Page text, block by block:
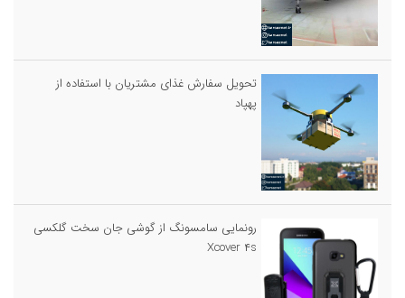
تحویل سفارش غذای مشتریان با استفاده از
پهپاد
رونمایی سامسونگ از گوشی جان سخت گلکسی
Xcover ۴s